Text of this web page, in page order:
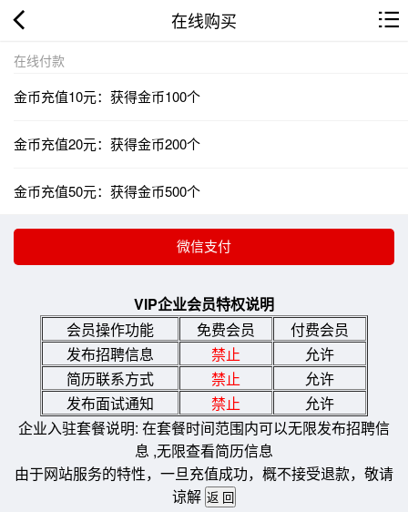
在线购买
在线付款
金币充值10元：获得金币100个
金币充值20元：获得金币200个
金币充值50元：获得金币500个
VIP企业会员特权说明
会员操作功能
免费会员
付费会员
发布招聘信息
禁止
允许
简历联系方式
禁止
允许
发布面试通知
禁止
允许
企业入驻套餐说明: 在套餐时间范围内可以无限发布招聘信
息 ,无限查看简历信息
由于网站服务的特性，一旦充值成功，概不接受退款，敬请
谅解